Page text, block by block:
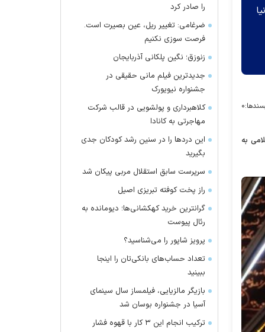
۰
به
را صادر کرد
ضرغامی: تغییر ریل، عین بصیرت است.
فرصت سوزی نکنیم
زنوزق؛ نگین پلکانی آذربایجان
جدیدترین فیلم مانی حقیقی در
جشنواره نیویورک
کلاهبرداری و پولشویی در قالب شرکت
مهاجرتی به کانادا
این درد‌ها را در سنین رشد کودکان جدی
بگیرید
سرپرست سابق استقلال مربی پیکان شد
راز پخت کوفته تبریزی اصیل
گرانترین خرید کهکشانی‌ها؛ دیومانده به
رئال پیوست
پرویز شاپور را می‌شناسید؟
تعداد حساب‌های بانکی‌تان را اینجا
ببینید
بازیگر مالزیایی، فیلمساز سال سینمای
آسیا در جشنواره بوسان شد
ترکیب انجام این ۳ کار با قهوه فشار